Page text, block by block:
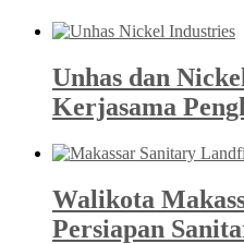
Unhas dan
Kerjasama
Walikota
Persiapan